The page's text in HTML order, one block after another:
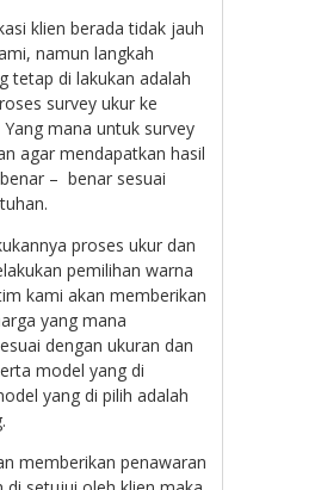
klien berada tidak jauh
namun langkah
tetap di lakukan adalah
survey ukur ke
mana untuk survey
agar mendapatkan hasil
– benar sesuai
proses ukur dan
pemilihan warna
kami akan memberikan
yang mana
dengan ukuran dan
model yang di
yang di pilih adalah
memberikan penawaran